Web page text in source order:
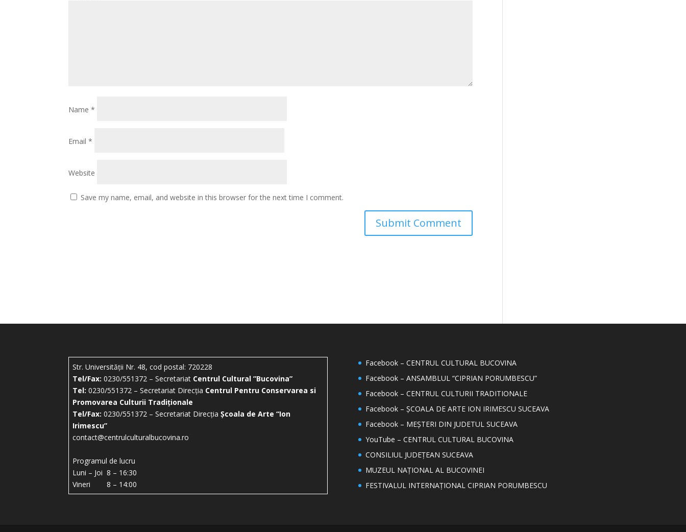
Name*
Email*
Website
Save my name, email, and website in this browser for the next time I comment.
Str. Universității Nr. 48, cod postal: 720228
Tel/Fax: 0230/551372 – Secretariat Centrul Cultural ”Bucovina”
Tel: 0230/551372 – Secretariat Direcția Centrul Pentru Conservarea si
Promovarea Culturii Tradiționale
Tel/Fax: 0230/551372 – Secretariat DirecțiaȘcoala de Arte “Ion
Irimescu”
contact@centrulculturalbucovina.ro
Programul de lucru
Luni – Joi 8 – 16:30
Vineri 8 – 14:00
Facebook – CENTRUL CULTURAL BUCOVINA
Facebook – ANSAMBLUL “CIPRIAN PORUMBESCU”
Facebook – CENTRUL CULTURII TRADITIONALE
Facebook – ȘCOALA DE ARTE ION IRIMESCU SUCEAVA
Facebook – MEȘTERI DIN JUDETUL SUCEAVA
YouTube – CENTRUL CULTURAL BUCOVINA
CONSILIUL JUDEȚEAN SUCEAVA
MUZEUL NAȚIONAL AL BUCOVINEI
FESTIVALUL INTERNAȚIONAL CIPRIAN PORUMBESCU